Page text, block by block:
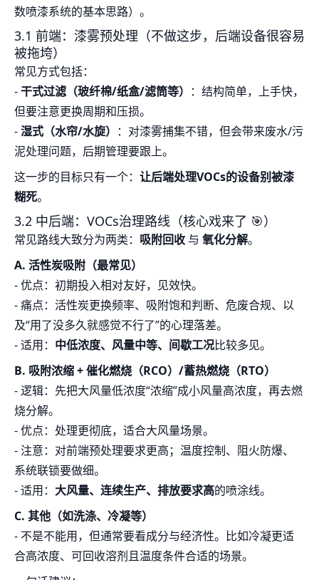
数喷漆系统的基本思路）。
3.1 前端：漆雾预处理（不做这步，后端设备很容易
被拖垮）
常见方式包括：
-干式过滤（玻纤棉/纸盒/滤筒等） ：结构简单，上手快，
但要注意更换周期和压损。
-湿式（水帘/水旋） ：对漆雾捕集不错，但会带来废水/污
泥处理问题，后期管理要跟上。
这一步的目标只有一个： 让后端处理VOCs的设备别被漆
糊死。
3.2 中后端：VOCs治理路线（核心戏来了 🎯）
常见路线大致分为两类： 吸附回收 与 氧化分解。
A. 活性炭吸附（最常见）
- 优点：初期投入相对友好，见效快。
- 痛点：活性炭更换频率、吸附饱和判断、危废合规、以
及“用了没多久就感觉不行了”的心理落差。
- 适用： 中低浓度、风量中等、间歇工况比较多见。
B. 吸附浓缩 + 催化燃烧（RCO）/蓄热燃烧（RTO）
- 逻辑：先把大风量低浓度“浓缩”成小风量高浓度，再去燃
烧分解。
- 优点：处理更彻底，适合大风量场景。
- 注意：对前端预处理要求更高；温度控制、阻火防爆、
系统联锁要做细。
- 适用： 大风量、连续生产、排放要求高的喷涂线。
C. 其他（如洗涤、冷凝等）
- 不是不能用，但通常要看成分与经济性。比如冷凝更适
合高浓度、可回收溶剂且温度条件合适的场景。